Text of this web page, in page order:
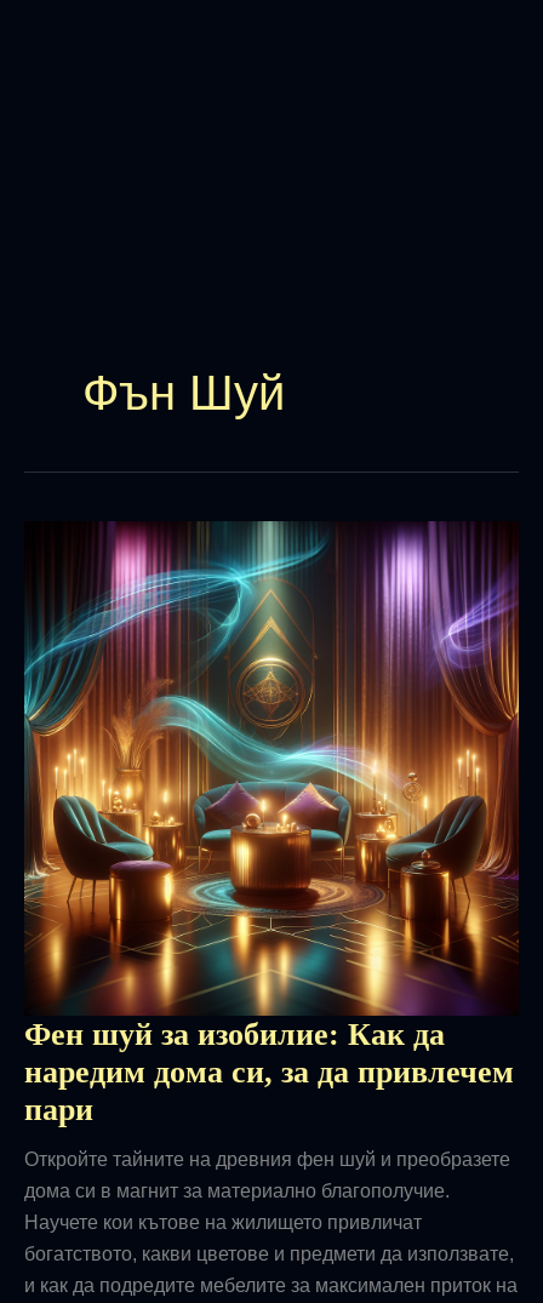
Фън Шуй
Фен шуй за изобилие: Как да
наредим дома си, за да привлечем
пари
Откройте тайните на древния фен шуй и преобразете
дома си в магнит за материално благополучие.
Научете кои кътове на жилището привличат
богатството, какви цветове и предмети да използвате,
и как да подредите мебелите за максимален приток на